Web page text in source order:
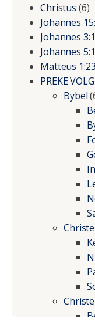
Christus (6)
Johannes
Johannes
Johannes
Matteus
PREKE
Bybel